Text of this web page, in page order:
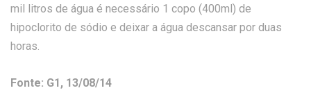
mil litros de água é necessário 1 copo (400ml) de
hipoclorito de sódio e deixar a água descansar por duas
horas.
Fonte: G1, 13/08/14